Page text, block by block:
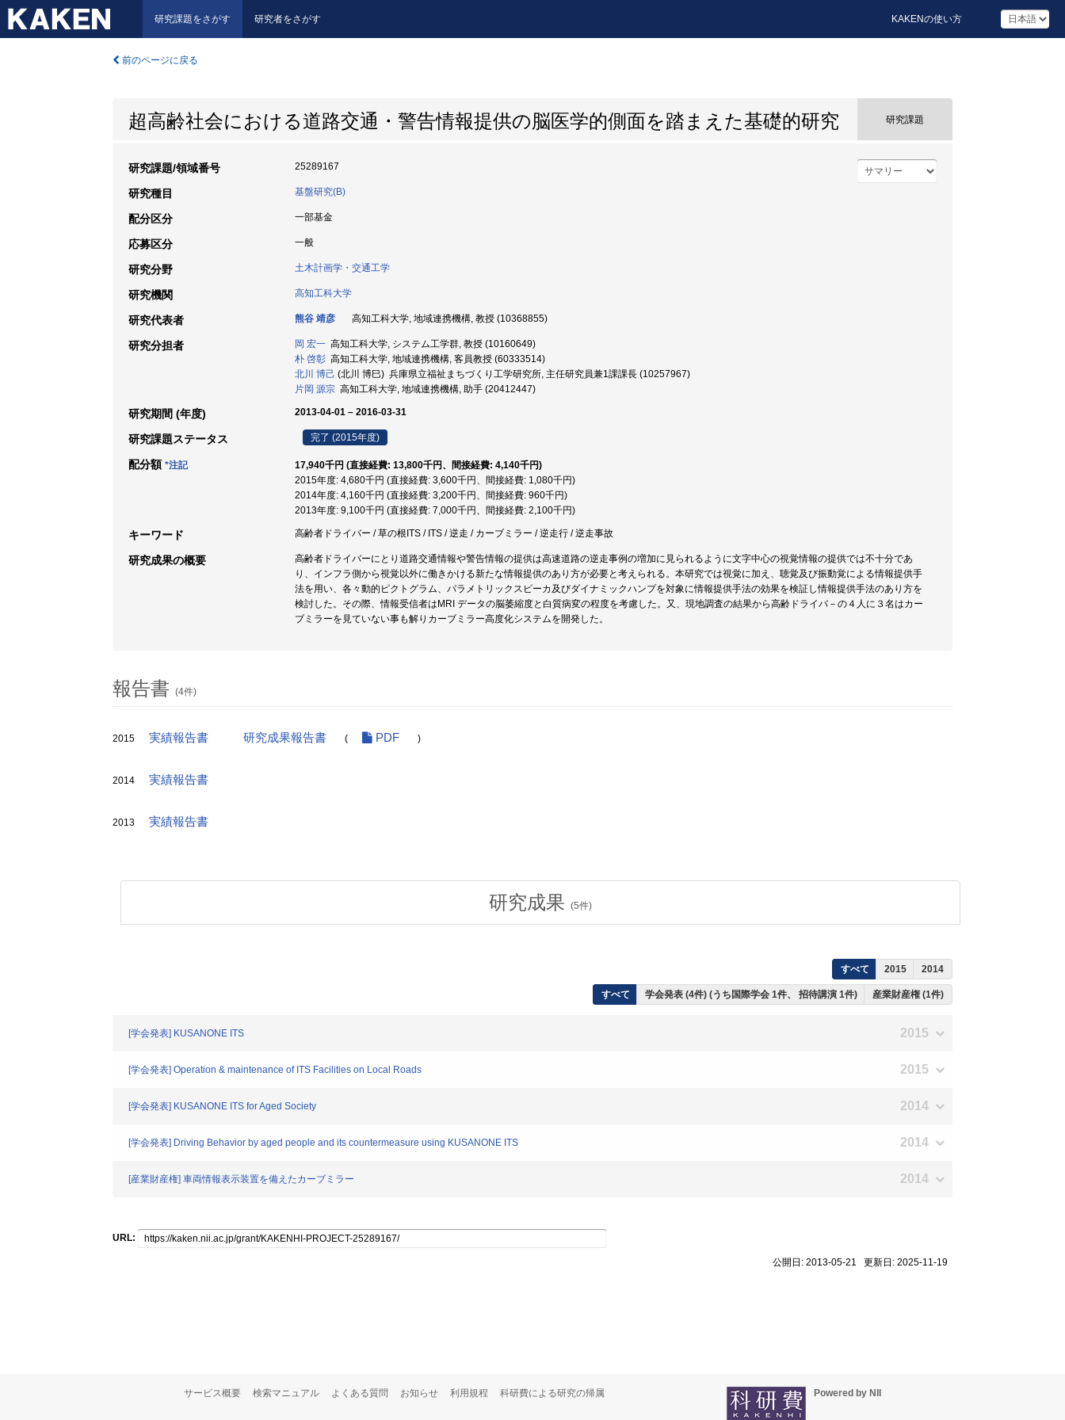
研究課題をさがす 研究者をさがす KAKENの使い方
前のページに戻る
超高齢社会における道路交通・警告情報提供の脳医学的側面を踏まえた基礎的研究 研究課題
研究課題/領域番号 25289167
研究種目 基盤研究(B)
配分区分 一部基金
応募区分 一般
研究分野 土木計画学・交通工学
研究機関 高知工科大学
研究代表者 熊谷 靖彦 高知工科大学, 地域連携機構, 教授 (10368855)
研究分担者 岡 宏一 高知工科大学, システム工学群, 教授 (10160649)
朴 啓彰 高知工科大学, 地域連携機構, 客員教授 (60333514)
北川 博己 (北川 博巳) 兵庫県立福祉まちづくり工学研究所, 主任研究員兼1課課長 (10257967)
片岡 源宗 高知工科大学, 地域連携機構, 助手 (20412447)
研究期間 (年度) 2013-04-01 – 2016-03-31
研究課題ステータス 完了 (2015年度)
配分額 *注記
17,940千円 (直接経費: 13,800千円、間接経費: 4,140千円)
2015年度: 4,680千円 (直接経費: 3,600千円、間接経費: 1,080千円)
2014年度: 4,160千円 (直接経費: 3,200千円、間接経費: 960千円)
2013年度: 9,100千円 (直接経費: 7,000千円、間接経費: 2,100千円)
キーワード 高齢者ドライバー / 草の根ITS / ITS / 逆走 / カーブミラー / 逆走行 / 逆走事故
研究成果の概要
高齢者ドライバーにとり道路交通情報や警告情報の提供は高速道路の逆走事例の増加に見られるように文字中心の視覚情報の提供では不十分であ
り、インフラ側から視覚以外に働きかける新たな情報提供のあり方が必要と考えられる。本研究では視覚に加え、聴覚及び振動覚による情報提供手
法を用い、各々動的ピクトグラム、パラメトリックスピーカ及びダイナミックハンプを対象に情報提供手法の効果を検証し情報提供手法のあり方を
検討した。その際、情報受信者はMRI データの脳萎縮度と白質病変の程度を考慮した。又、現地調査の結果から高齢ドライバ－の４人に３名はカー
ブミラーを見ていない事も解りカーブミラー高度化システムを開発した。
報告書 (4件)
2015 実績報告書 研究成果報告書 ( PDF )
2014 実績報告書
2013 実績報告書
研究成果 (5件)
すべて 2015 2014
すべて 学会発表 (4件) (うち国際学会 1件、 招待講演 1件) 産業財産権 (1件)
[学会発表] KUSANONE ITS 2015
[学会発表] Operation & maintenance of ITS Facilities on Local Roads 2015
[学会発表] KUSANONE ITS for Aged Society 2014
[学会発表] Driving Behavior by aged people and its countermeasure using KUSANONE ITS 2014
[産業財産権] 車両情報表示装置を備えたカーブミラー 2014
URL:
公開日: 2013-05-21 更新日: 2025-11-19
サービス概要 検索マニュアル よくある質問 お知らせ 利用規程 科研費による研究の帰属 Powered by NII